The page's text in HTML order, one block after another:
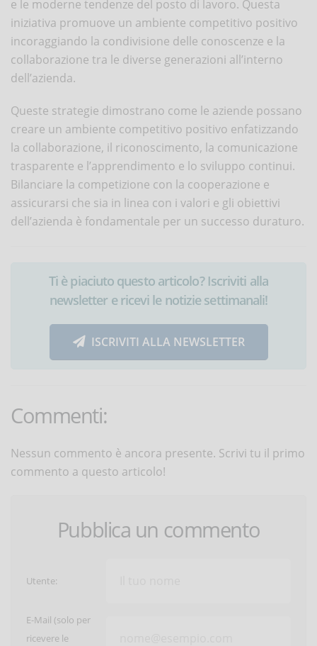
e le moderne tendenze del posto di lavoro. Questa
iniziativa promuove un ambiente competitivo positivo
incoraggiando la condivisione delle conoscenze e la
collaborazione tra le diverse generazioni all’interno
dell’azienda.
Queste strategie dimostrano come le aziende possano
creare un ambiente competitivo positivo enfatizzando
la collaborazione, il riconoscimento, la comunicazione
trasparente e l’apprendimento e lo sviluppo continui.
Bilanciare la competizione con la cooperazione e
assicurarsi che sia in linea con i valori e gli obiettivi
dell’azienda è fondamentale per un successo duraturo.
Ti è piaciuto questo articolo? Iscriviti alla
newsletter e ricevi le notizie settimanali!
ISCRIVITI ALLA NEWSLETTER
Commenti:
Nessun commento è ancora presente. Scrivi tu il primo
commento a questo articolo!
Pubblica un commento
Utente:
E-Mail (solo per
ricevere le